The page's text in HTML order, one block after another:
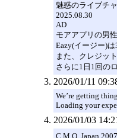
魅惑のライブチ
2025.08.30
AD
モアアプリの男
Eazy(イージー)
また、クレジッ
さらに1日1回の
2026/01/11
We’re getting
Loading your
2026/01/03
C.M.O. Japan